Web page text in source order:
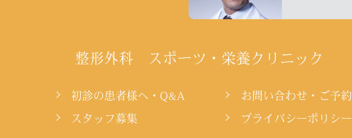
整形外科 スポーツ・栄養クリニック
初診の患者様へ・Q&A お問い合わせ・ご予約
スタッフ募集 プライバシーポリシー